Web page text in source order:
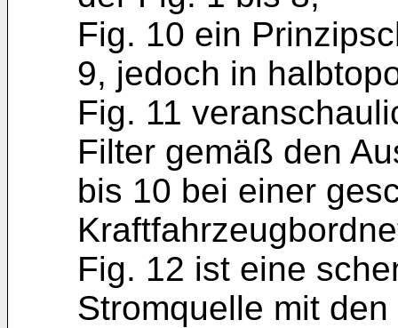
Fig. 10 ein
9, jedoch in
Fig. 11
Filter gemäß den
bis 10 bei einer
Fig. 12 ist eine
Stromquelle mit